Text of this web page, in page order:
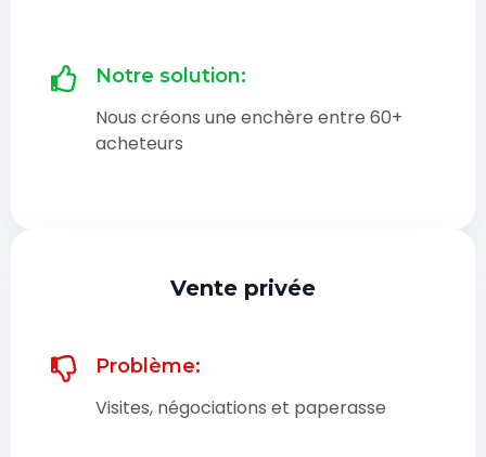
Notre solution:
Nous créons une enchère entre 60+
acheteurs
Vente privée
Problème:
Visites, négociations et paperasse